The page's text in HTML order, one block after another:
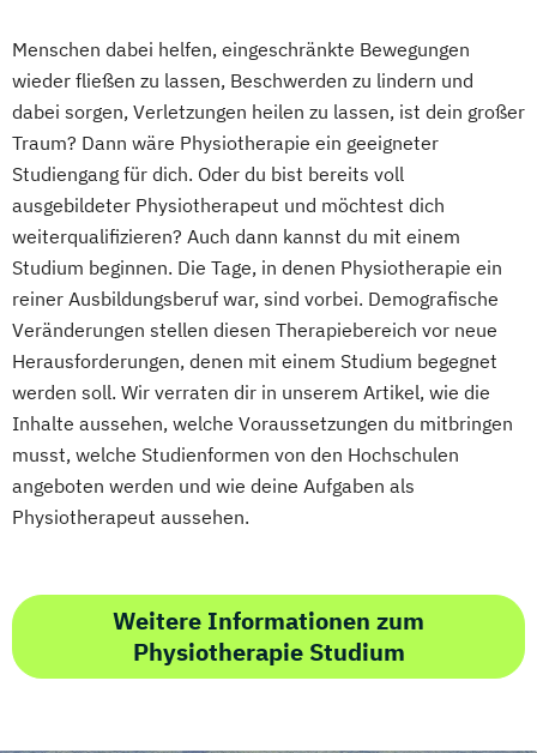
Menschen dabei helfen, eingeschränkte Bewegungen
wieder fließen zu lassen, Beschwerden zu lindern und
dabei sorgen, Verletzungen heilen zu lassen, ist dein großer
Traum? Dann wäre Physiotherapie ein geeigneter
Studiengang für dich. Oder du bist bereits voll
ausgebildeter Physiotherapeut und möchtest dich
weiterqualifizieren? Auch dann kannst du mit einem
Studium beginnen. Die Tage, in denen Physiotherapie ein
reiner Ausbildungsberuf war, sind vorbei. Demografische
Veränderungen stellen diesen Therapiebereich vor neue
Herausforderungen, denen mit einem Studium begegnet
werden soll. Wir verraten dir in unserem Artikel, wie die
Inhalte aussehen, welche Voraussetzungen du mitbringen
musst, welche Studienformen von den Hochschulen
angeboten werden und wie deine Aufgaben als
Physiotherapeut aussehen.
Weitere Informationen zum
Physiotherapie Studium